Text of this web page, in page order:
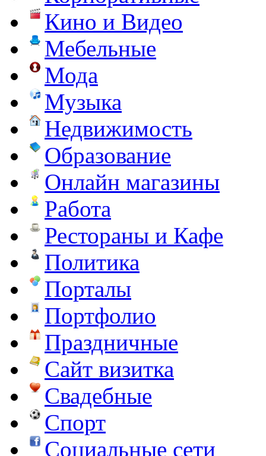
Кино и Видео
Мебельные
Мода
Музыка
Недвижимость
Образование
Онлайн магазины
Работа
Рестораны и Кафе
Политика
Порталы
Портфолио
Праздничные
Сайт визитка
Свадебные
Спорт
Социальные сети